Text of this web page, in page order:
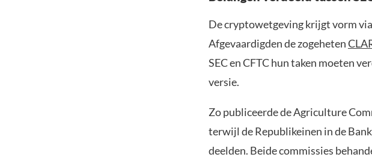
De cryptowetgeving krijgt vorm
Afgevaardigden de zogeheten
SEC en CFTC hun taken moeten
versie.
Zo publiceerde de Agriculture
terwijl de Republikeinen in de
deelden. Beide commissies